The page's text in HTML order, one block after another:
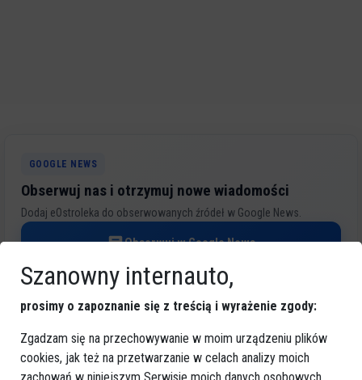
GOOGLE NEWS
Obserwuj nas i otrzymuj nowe wiadomości
Dodaj eOstroleka do obserwowanych źródeł w Google News.
Obserwuj w Google News
Szanowny internauto,
prosimy o zapoznanie się z treścią i wyrażenie zgody:
Zgadzam się na przechowywanie w moim urządzeniu plików
cookies, jak też na przetwarzanie w celach analizy moich